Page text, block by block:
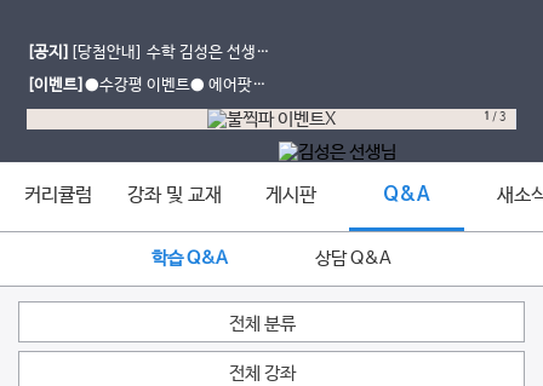
[공지] [당첨안내] 수학 김성은 선생님
수강평 이벤트
[이벤트]●수강평 이벤트● 에어팟끼
고, 불꽃양말 신고 수능 슈퍼초대박!
1 /3
커리큘럼 강좌 및 교재 게시판 Q&A 새소
학습 Q&A 상담 Q&A
전체 분류
전체 강좌